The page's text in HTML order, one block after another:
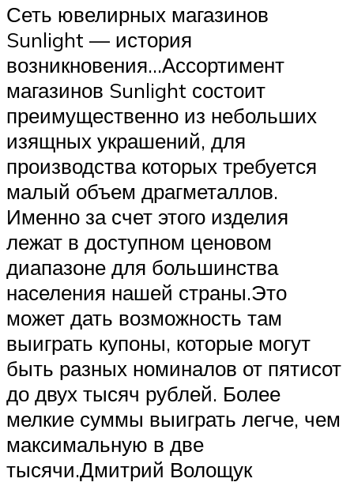
Сеть ювелирных магазинов
Sunlight — история
возникновения…Ассортимент
магазинов Sunlight состоит
преимущественно из небольших
изящных украшений, для
производства которых требуется
малый объем драгметаллов.
Именно за счет этого изделия
лежат в доступном ценовом
диапазоне для большинства
населения нашей страны.Это
может дать возможность там
выиграть купоны, которые могут
быть разных номиналов от пятисот
до двух тысяч рублей. Более
мелкие суммы выиграть легче, чем
максимальную в две
тысячи.Дмитрий Волощук